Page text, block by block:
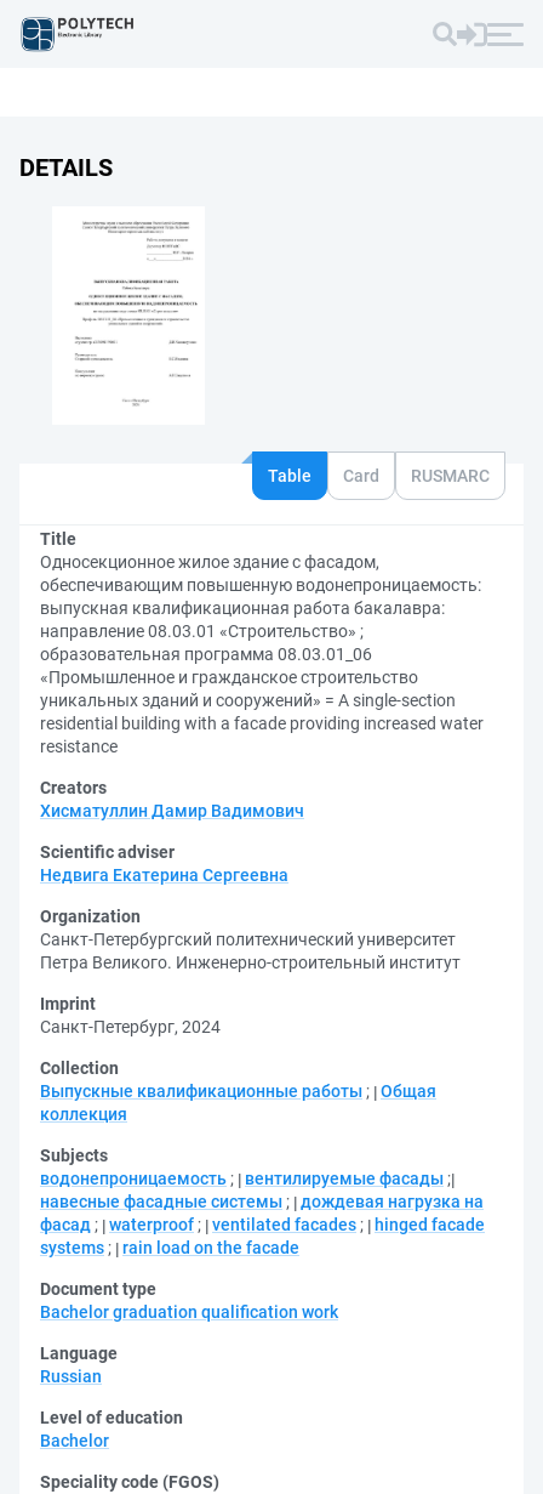
DETAILS
Table Card RUSMARC
Title
Односекционное жилое здание с фасадом,
обеспечивающим повышенную водонепроницаемость:
выпускная квалификационная работа бакалавра:
направление 08.03.01 «Строительство» ;
образовательная программа 08.03.01_06
«Промышленное и гражданское строительство
уникальных зданий и сооружений» = A single-section
residential building with a facade providing increased water
resistance
Creators
Хисматуллин Дамир Вадимович
Scientific adviser
Недвига Екатерина Сергеевна
Organization
Санкт-Петербургский политехнический университет
Петра Великого. Инженерно-строительный институт
Imprint
Санкт-Петербург, 2024
Collection
Выпускные квалификационные работы ; Общая
коллекция
Subjects
водонепроницаемость ; вентилируемые фасады ;
навесные фасадные системы ; дождевая нагрузка на
фасад ; waterproof ; ventilated facades ;
hinged facade
systems ; rain load on the facade
Document type
Bachelor graduation qualification work
Language
Russian
Level of education
Bachelor
Speciality code (FGOS)